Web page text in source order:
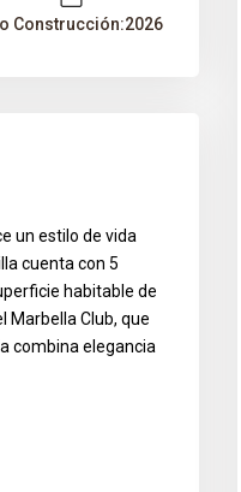
Construcción:2026
un estilo de vida
cuenta con 5
habitable de
Marbella Club, que
combina elegancia